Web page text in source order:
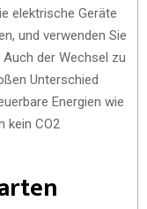
elektrische Geräte
und verwenden Sie
der Wechsel zu
Unterschied
Energien wie
kein CO2